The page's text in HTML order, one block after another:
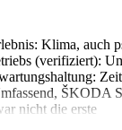
Klima, auch
(verifiziert):
ŠKODA
nicht die erste